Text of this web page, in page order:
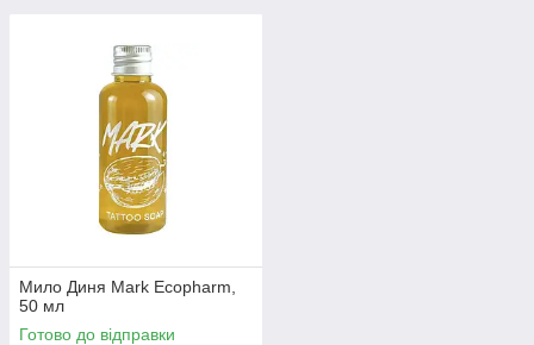
Мило Диня Mark Ecopharm,
50 мл
Готово до відправки